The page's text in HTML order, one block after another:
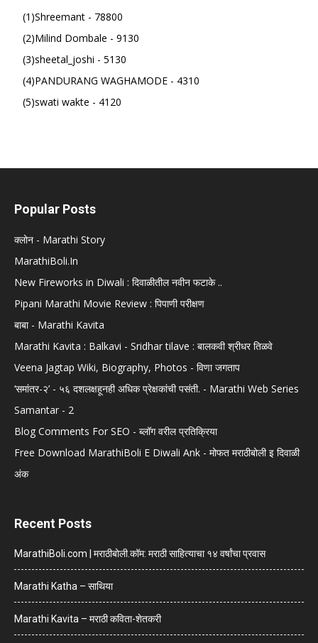
(1)Shreemant - 78800
(2)Milind Dombale - 9130
(3)sheetal_joshi - 5130
(4)PANDURANG WAGHAMODE - 4310
(5)swati wakte - 4120
Popular Posts
क्लोन - Marathi Story
MarathiBoli.In
New Fireworks in Diwali : दिवाळीतील नवीन फटाके ..
Pipani Marathi Movie Review : पिपाणी परीक्षण
बाबा - Marathi Kavita
Marathi Kavita : Balkavi - Sridhar tilave : बालकवी श्रीधर तिळवे
Veena Jagtap Wiki, Biography, Photos - विणा जगताप
‘समांतर-२’ - ५६ दशलक्षहूनही अधिक प्रेक्षकांची पसंती. - Marathi Web Series
Samantar - 2
Blog Comments For SEO - ब्लॉग वरील प्रतिक्रिया
Free Download MarathiBoli E Diwali Ank - मोफत मराठीबोली इ दिवाळी
अंक
Recent Posts
MarathiBoli.com | मराठीबोली.कॉम: मराठी साहित्याचा १४ वर्षांचा प्रवास
Marathi Katha – साथिया
Marathi Kavita – मराठी कविता-शेतकरी